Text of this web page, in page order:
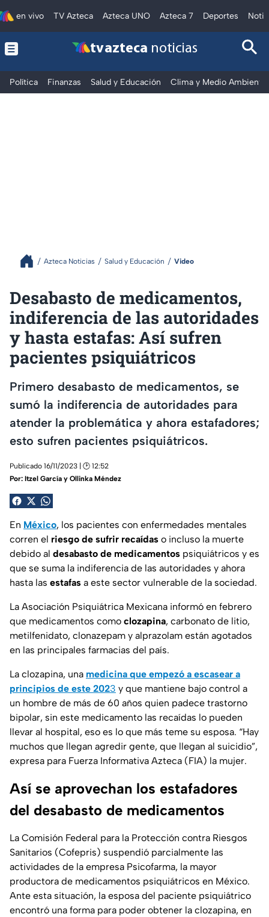
en vivo TV Azteca Azteca UNO Azteca 7 Deportes
tv azteca noticias
Política Finanzas Salud y Educación Clima y Medio Ambiente
Azteca Noticias Salud y Educación Video
Desabasto de medicamentos,
indiferencia de las autoridades
y hasta estafas: Así sufren
pacientes psiquiátricos
Primero desabasto de medicamentos, se
sumó la indiferencia de autoridades para
atender la problemática y ahora estafadores;
esto sufren pacientes psiquiátricos.
Publicado 16/11/2023 | 🕑 12:52
Por: Itzel García y Ollinka Méndez
En México, los pacientes con enfermedades mentales
corren el riesgo de sufrir recaídas o incluso la muerte
debido al desabasto de medicamentos psiquiátricos y es
que se suma la indiferencia de las autoridades y ahora
hasta las estafas a este sector vulnerable de la sociedad.
La Asociación Psiquiátrica Mexicana informó en febrero
que medicamentos como clozapina, carbonato de litio,
metilfenidato, clonazepam y alprazolam están agotados
en las principales farmacias del país.
La clozapina, una medicina que empezó a escasear a
principios de este 2023 y que mantiene bajo control a
un hombre de más de 60 años quien padece trastorno
bipolar, sin este medicamento las recaídas lo pueden
llevar al hospital, eso es lo que más teme su esposa. “Hay
muchos que llegan agredir gente, que llegan al suicidio”,
expresa para Fuerza Informativa Azteca (FIA) la mujer.
Así se aprovechan los estafadores
del desabasto de medicamentos
La Comisión Federal para la Protección contra Riesgos
Sanitarios (Cofepris) suspendió parcialmente las
actividades de la empresa Psicofarma, la mayor
productora de medicamentos psiquiátricos en México.
Ante esta situación, la esposa del paciente psiquiátrico
encontró una forma para poder obtener la clozapina, en